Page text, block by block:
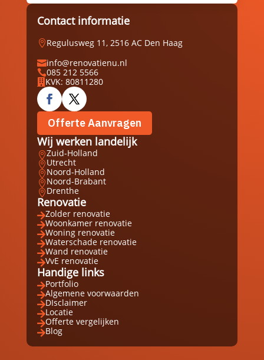
Contact informatie
Regulusweg 11, 2516 AC Den Haag
info@renovatienu.nl
085 212 5566
 KVK: 80811280
Offerte Aanvragen
Wij werken landelijk
Zuid-Holland
Utrecht
Noord-Holland
Noord-Brabant
Drenthe
Renovatie
Zolder renovatie
Woonkamer renovatie
Woning renovatie
Waterschade renovatie
Wand renovatie
VvE renovatie
Handige links
Portfolio
Algemene voorwaarden
DIsclaimer
Locatie
Offerte vergelijken
Blog